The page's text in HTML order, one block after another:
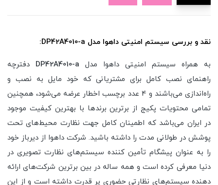
نقد و بررسی سیستم امنیتی داهوا مدل DP42A4010-a:
به همراه سیستم امنیتی داهوا مدل DP42A4010-a دفترچه
راهنمای نصب کامل برای مشتریانی که خود مایل به نصب و
راه‌اندازی می‌باشند و 4 عدد برچسب اخطار عرضه می‌شود، همچنین
تمامی محتویات پکیج از برترین برندها با بهترین کیفیت موجود
در ایران می‌باشد که اطمینان کامل جهت نظارت محیط‌های تحت
پوشش در طولانی مدت را داشته باشید. شرکت داهوا از دیرباز خود
را به عنوان پیشگام تأمین کننده سیستم‌های نظارت تصویری در
دنیا معرفی کرده است و همه ساله در بین برترین شرکت‌های ارائه
دهنده سیستم‌های نظارتی حضوری پر قدرت داشته است و از این